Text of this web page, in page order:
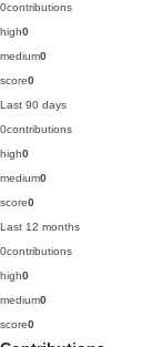
0contributions
high0
medium0
score0
Last 90 days
0contributions
high0
medium0
score0
Last 12 months
0contributions
high0
medium0
score0